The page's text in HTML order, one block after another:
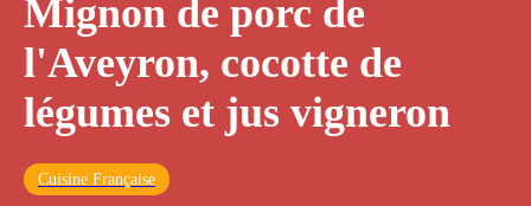
Mignon de porc de
l'Aveyron, cocotte de
légumes et jus vigneron
Cuisine Française